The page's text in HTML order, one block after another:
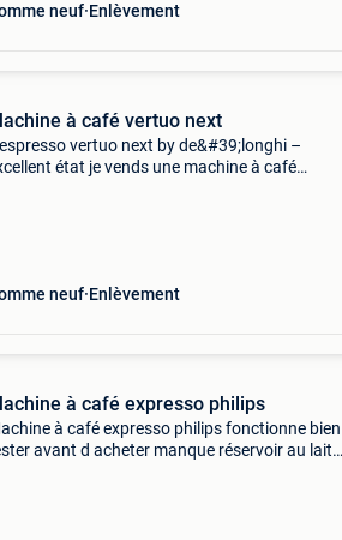
neuf Enlèvement
à café vertuo next
vertuo next by de&#39;longhi –
état je vends une machine à café
neuf Enlèvement
à café expresso philips
à café expresso philips fonctionne bien
avant d acheter manque réservoir au lait